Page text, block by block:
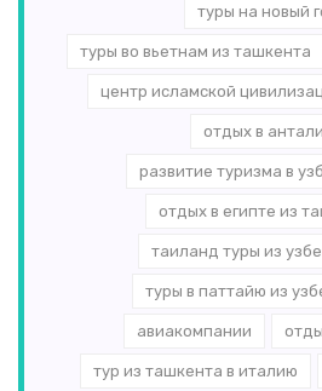
туры на новый
туры во вьетнам из ташкента
центр исламской
отдых в
развитие туризма в
отдых в египте из
таиланд туры из
туры в паттайю из
авиакомпании
тур из ташкента в италию